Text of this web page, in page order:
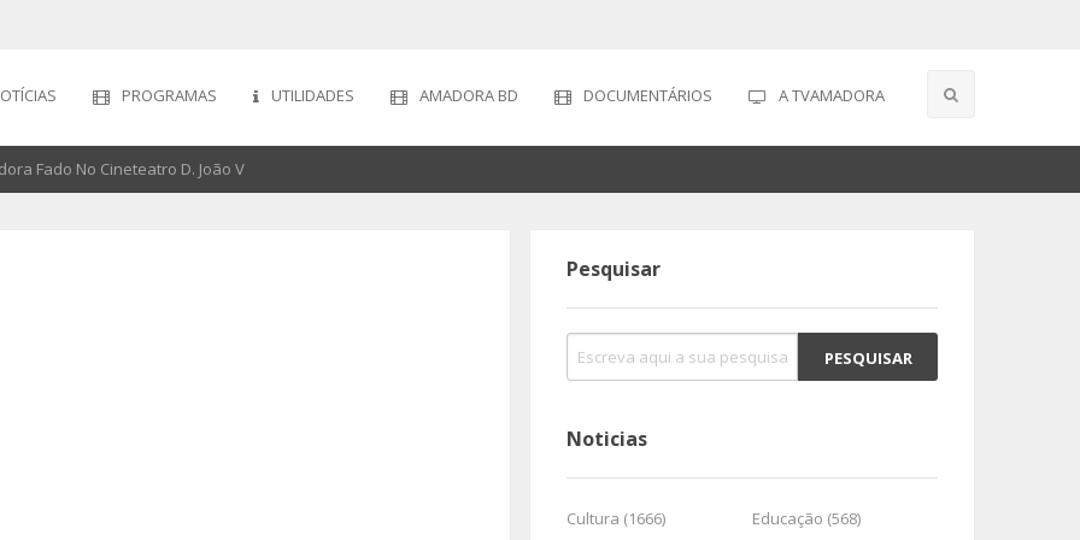
PROGRAMAS UTILIDADES AMADORA BD DOCUMENTÁRIOS A TVAMADORA
Fado No Cineteatro D. João V
Pesquisar
Noticias
Cultura (1666)
Educação (568)